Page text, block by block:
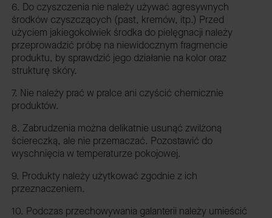
6. Do czyszczenia nie należy używać agresywnych
środków czyszczących (past, kremów, itp.) Przed
użyciem jakiegokolwiek środka do pielęgnacji należy
przeprowadzić próbę na niewidocznym fragmencie
produktu, by sprawdzić jego działanie na kolor oraz
strukturę skóry.
7. Nie należy prać w pralce ani czyścić chemicznie
produktów.
8. Zabrudzenia można delikatnie usunąć zwilżoną
ściereczką, ale nie przemaczać. Pozostawić do
wyschnięcia w temperaturze pokojowej.
9. Produkty należy użytkować zgodnie z ich
przeznaczeniem.
10. Podczas przechowywania galanterii należy umieścić